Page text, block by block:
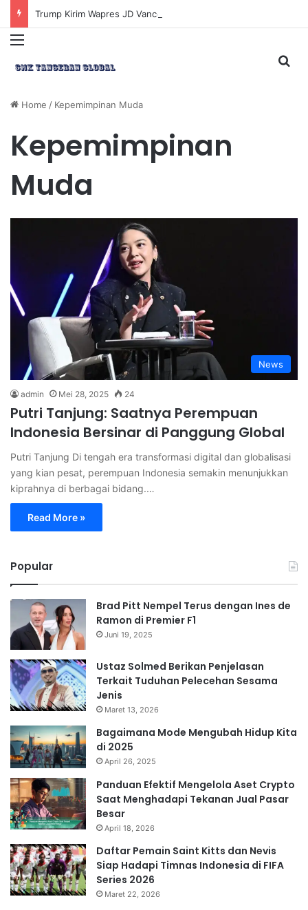
Menu
Home / Kepemimpinan Muda
Kepemimpinan
Muda
News
admin Mei 28, 2025 24
Putri Tanjung: Saatnya Perempuan
Indonesia Bersinar di Panggung Global
Putri Tanjung Di tengah era transformasi digital dan globalisasi
yang kian pesat, perempuan Indonesia semakin menunjukkan
kiprahnya di berbagai bidang.…
Read More »
Popular
Brad Pitt Nempel Terus dengan Ines de
Ramon di Premier F1
Juni 19, 2025
Ustaz Solmed Berikan Penjelasan
Terkait Tuduhan Pelecehan Sesama
Jenis
Maret 13, 2026
Bagaimana Mode Mengubah Hidup Kita
di 2025
April 26, 2025
Panduan Efektif Mengelola Aset Crypto
Saat Menghadapi Tekanan Jual Pasar
Besar
April 18, 2026
Daftar Pemain Saint Kitts dan Nevis
Siap Hadapi Timnas Indonesia di FIFA
Series 2026
Maret 22, 2026